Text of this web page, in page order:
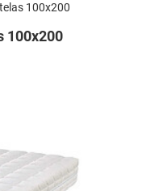
100x200
100x200